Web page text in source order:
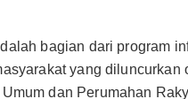
bagian dari program
yang diluncurkan
dan Perumahan